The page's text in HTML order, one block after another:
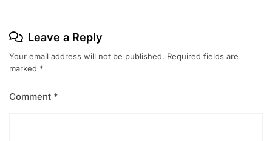
Leave a Reply
Your email address will not be published. Required fields are
marked *
Comment *